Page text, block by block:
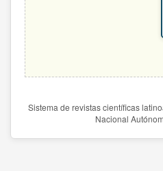
Sistema de revistas científicas
Nacional